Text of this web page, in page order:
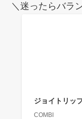
＼迷ったらバラ
ジョイトリッ
COMBI